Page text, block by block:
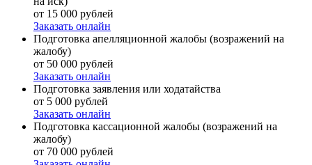
от 15 000 рублей
Заказать онлайн
Подготовка апелляционной жалобы (возражений на
жалобу)
от 50 000 рублей
Заказать онлайн
Подготовка заявления или ходатайства
от 5 000 рублей
Заказать онлайн
Подготовка кассационной жалобы (возражений на
жалобу)
от 70 000 рублей